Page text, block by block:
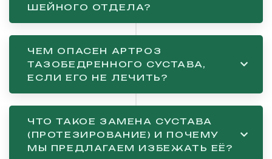
ШЕЙНОГО ОТДЕЛА?
ЧЕМ ОПАСЕН АРТРОЗ
ТАЗОБЕДРЕННОГО СУСТАВА,
ЕСЛИ ЕГО НЕ ЛЕЧИТЬ?
ЧТО ТАКОЕ ЗАМЕНА СУСТАВА
(ПРОТЕЗИРОВАНИЕ) И ПОЧЕМУ
МЫ ПРЕДЛАГАЕМ ИЗБЕЖАТЬ ЕЁ?